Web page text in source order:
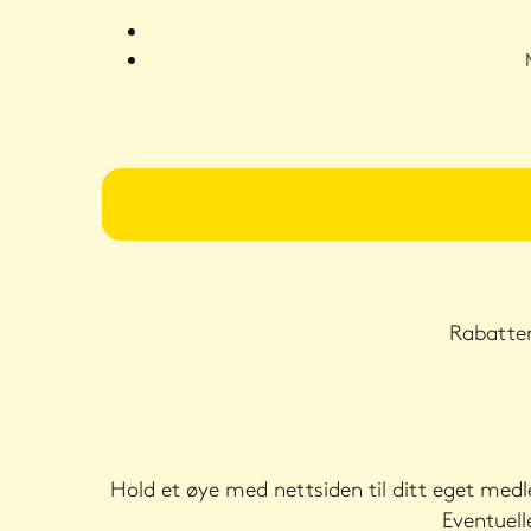
Hold et øye med nettsiden til ditt eget